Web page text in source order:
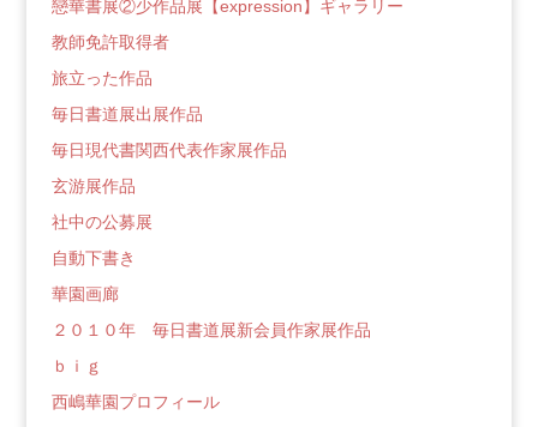
戀華書展②少作品展【expression】ギャラリー
教師免許取得者
旅立った作品
毎日書道展出展作品
毎日現代書関西代表作家展作品
玄游展作品
社中の公募展
自動下書き
華園画廊
２０１０年 毎日書道展新会員作家展作品
ｂｉｇ
西嶋華園プロフィール